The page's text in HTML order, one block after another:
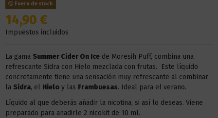
Fuera de stock
14,90 €
Impuestos incluidos
La gama Summer Cider On Icede Moresih Puff, combina una
refrescante Sidra con Hielo mezclada con frutas. Este líquido
concretamente tiene una sensación muy refrescante al combinar
la Sidra, el Hieloy las Frambuesas. Ideal para el verano.
Líquido al que deberás añadir la nicotina, si así lo deseas. Viene
preparado para añadirle 2 nicokit de 10 ml.